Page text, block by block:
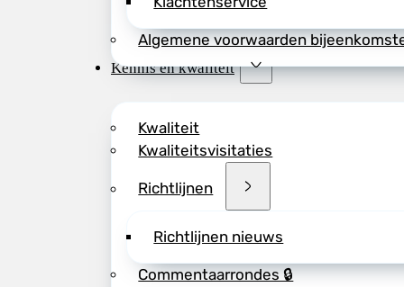
Algemene voorwaarden
Kennis en kwaliteit
Kwaliteit
Kwaliteitsvisitaties
Richtlijnen
Richtlijnen nieuws
Commentaarrondes 🔒